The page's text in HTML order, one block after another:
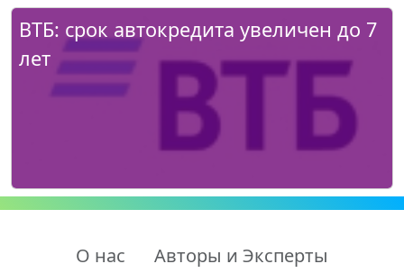
ВТБ: срок автокредита увеличен до 7
лет
О нас
Авторы и Эксперты